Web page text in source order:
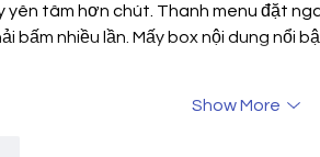
yên tâm hơn chút. Thanh menu đặt
bấm nhiều lần. Mấy box nội dung nổi
Show More